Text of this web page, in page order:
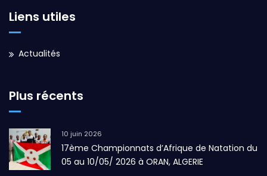
Liens utiles
Actualités
Plus récents
10 juin 2026
17ème Championnats d’Afrique de Natation du
05 au 10/05/ 2026 à ORAN, ALGERIE